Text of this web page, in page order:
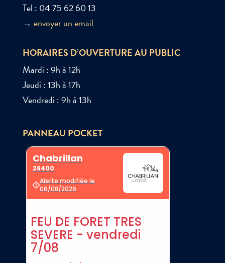
Tel : 04 75 62 60 13
→ envoyer un email
HORAIRES D’OUVERTURE AU PUBLIC
Mardi : 9h à 12h
Jeudi : 13h à 17h
Vendredi : 9h à 13h
PANNEAU POCKET